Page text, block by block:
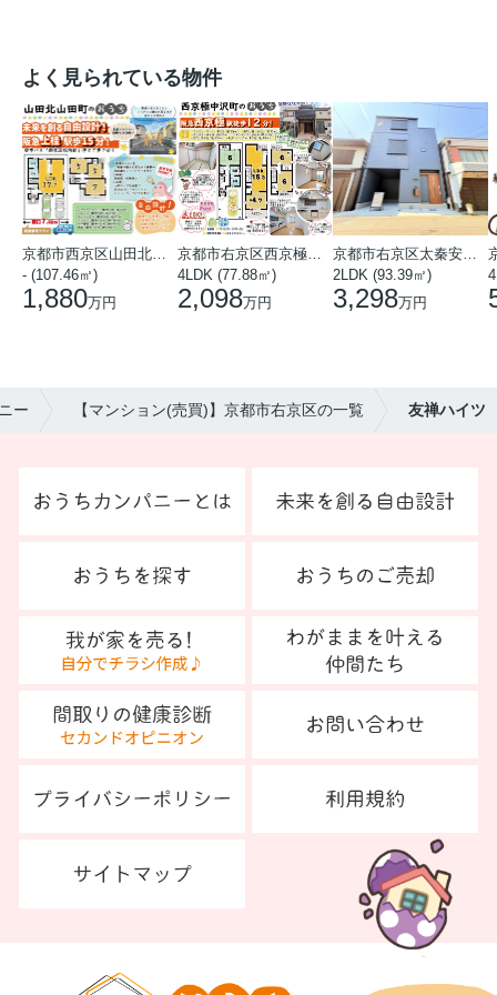
よく見られている物件
- (107.46㎡)
1,880万円
4LDK (77.88㎡)
2,098万円
2LDK (93.39㎡)
3,298万円
ー 【マンション(売買)】京都市右京区の一覧 友禅ハイツ